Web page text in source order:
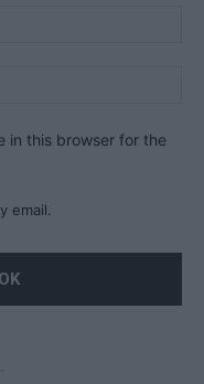
in this browser for the
email.